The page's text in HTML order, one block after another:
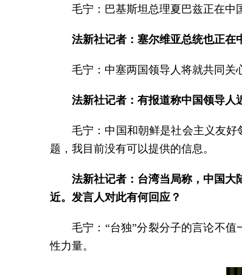
毛宁：巴基斯坦总理夏巴兹正在中
法新社记者：塞尔维亚总统也正在
毛宁：中塞两国领导人将就共同关
法新社记者：有报道称中国领导人
毛宁：中国和朝鲜是社会主义友
题，我目前没有可以提供的信息。
法新社记者：台湾当局称，中国大
近。发言人对此有何回应？
毛宁：“台独”分裂分子的言论不
性力量。